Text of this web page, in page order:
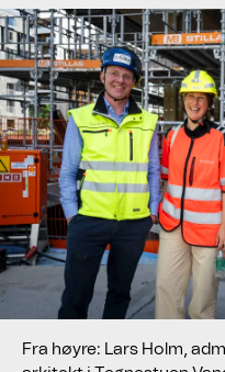
Fra høyre: Lars Holm,